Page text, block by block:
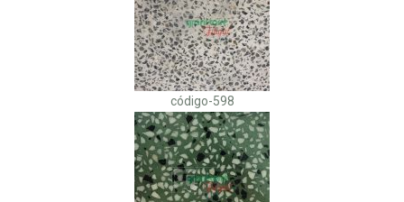
código-598